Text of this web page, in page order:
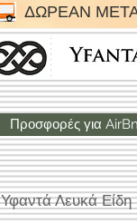
ΔΩΡΕΑΝ
Προσφορές για
Υφαντά Λευκά Είδη